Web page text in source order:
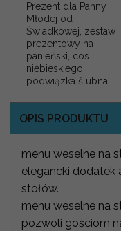
Prezent dla Panny
Młodej od
Świadkowej, zestaw
prezentowy na
panieński, cos
niebieskiego
podwiązka ślubna
OPIS PRODUKTU
menu weselne na
elegancki dodatek
stołów.
menu weselne na
pozwoli gościom